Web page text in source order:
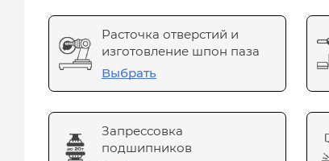
Расточка отверстий и
изготовление шпон паза
Выбрать
Запрессовка
подшипников